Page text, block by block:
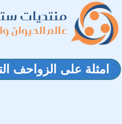
منتديات
عالم الحيوان
امثلة على الزواحف